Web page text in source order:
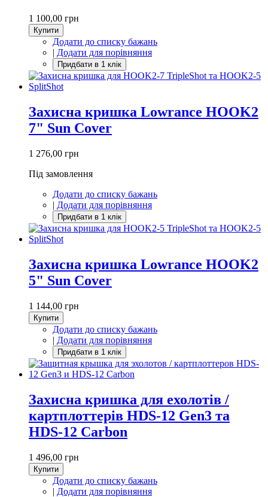
1 100,00 грн
Купити
Додати до списку бажань
| Додати для порівняння
Захисна кришка Lowrance HOOK2
7" Sun Cover
1 276,00 грн
Під замовлення
Додати до списку бажань
| Додати для порівняння
Захисна кришка Lowrance HOOK2
5" Sun Cover
1 144,00 грн
Купити
Додати до списку бажань
| Додати для порівняння
Захисна кришка для ехолотів /
картплоттерів HDS-12 Gen3 та
HDS-12 Carbon
1 496,00 грн
Купити
Додати до списку бажань
| Додати для порівняння